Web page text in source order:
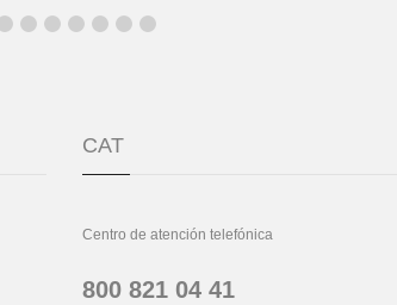
CAT
Centro de atención telefónica
800 821 04 41